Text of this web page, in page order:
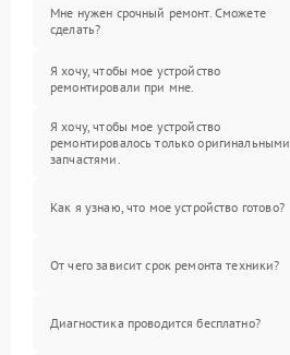
Мне нужен срочный ремонт. Сможете
сделать?
Я хочу, чтобы мое устройство
ремонтировали при мне.
Я хочу, чтобы мое устройство
ремонтировалось только оригинальными
запчастями.
Как я узнаю, что мое устройство готово?
От чего зависит срок ремонта техники?
Диагностика проводится бесплатно?